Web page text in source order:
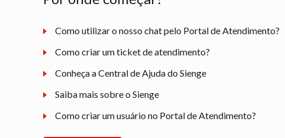
Como utilizar o nosso chat pelo Portal de Atendimento?
Como criar um ticket de atendimento?
Conheça a Central de Ajuda do Sienge
Saiba mais sobre o Sienge
Como criar um usuário no Portal de Atendimento?